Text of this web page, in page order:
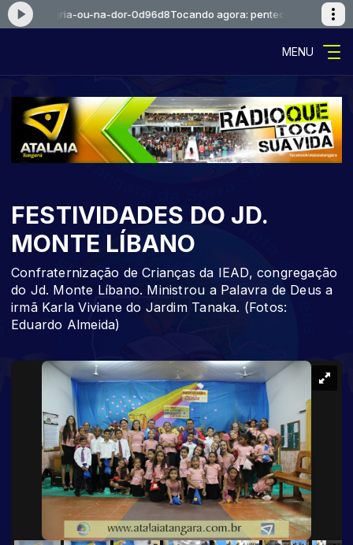
na-alegria-ou-na-dor-0d96d8Tocando agora: pentecostal-na-
MENU
FESTIVIDADES DO JD.
MONTE LÍBANO
Confraternização de Crianças da IEAD, congregação
do Jd. Monte Líbano. Ministrou a Palavra de Deus a
irmã Karla Viviane do Jardim Tanaka. (Fotos:
Eduardo Almeida)